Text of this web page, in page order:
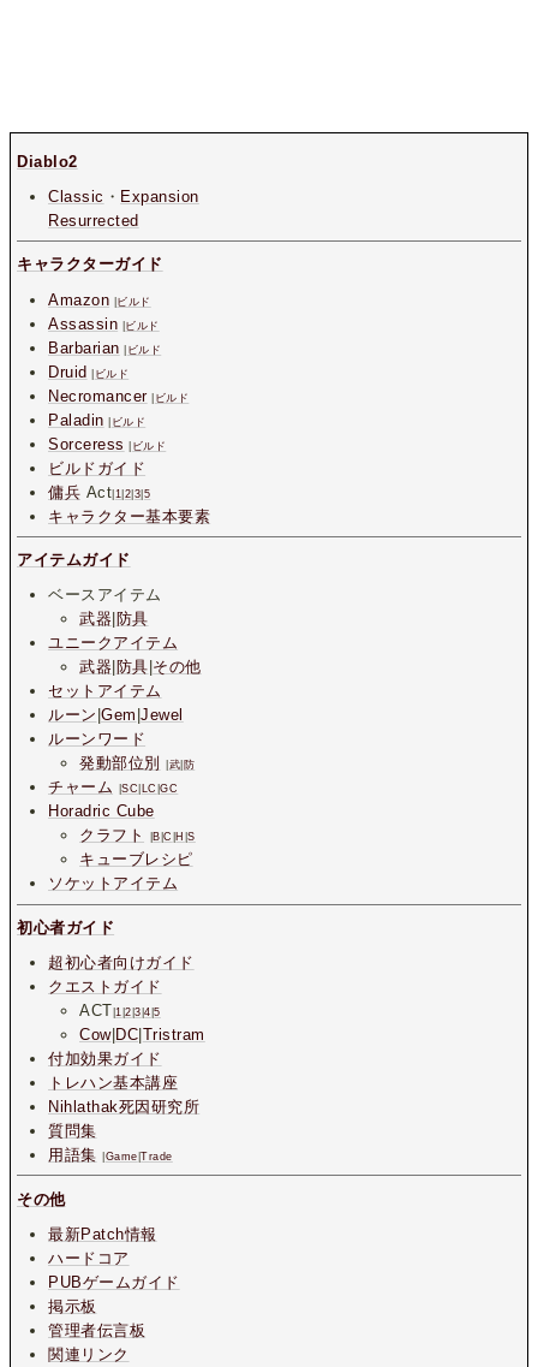
Diablo2
Classic ・ Expansion
Resurrected
キャラクターガイド
Amazon
ビルド
Assassin ビルド
Barbarian ビルド
Druid ビルド
Necromancer| ビルド
Paladin ビルド
Sorceress ビルド
ビルドガイド
傭兵 Act 1 2 3 5
キャラクター基本要素
アイテムガイド
ベースアイテム
武器 防具
ユニークアイテム
武器 防具 その他
セットアイテム
ルーン |Gem |Jewel
ルーンワード
発動部位別
武 防
チャーム |SC LC |GC
Horadric Cube
クラフト
B |C H |S
キューブレシピ
ソケットアイテム
初心者ガイド
超初心者向けガイド
クエストガイド
ACT |1 |2 |3 |4 |5
Cow| DC Tristram
付加効果ガイド
トレハン基本講座
Nihlathak死因研究所
質問集
用語集
Game |Trade
その他
最新Patch情報
ハードコア
PUBゲームガイド
掲示板
管理者伝言板
関連リンク